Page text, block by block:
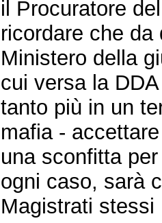
il Procuratore
ricordare che
Ministero della
cui versa la
tanto più in un
mafia -
una sconfitta
ogni caso, sarà
Magistrati stessi